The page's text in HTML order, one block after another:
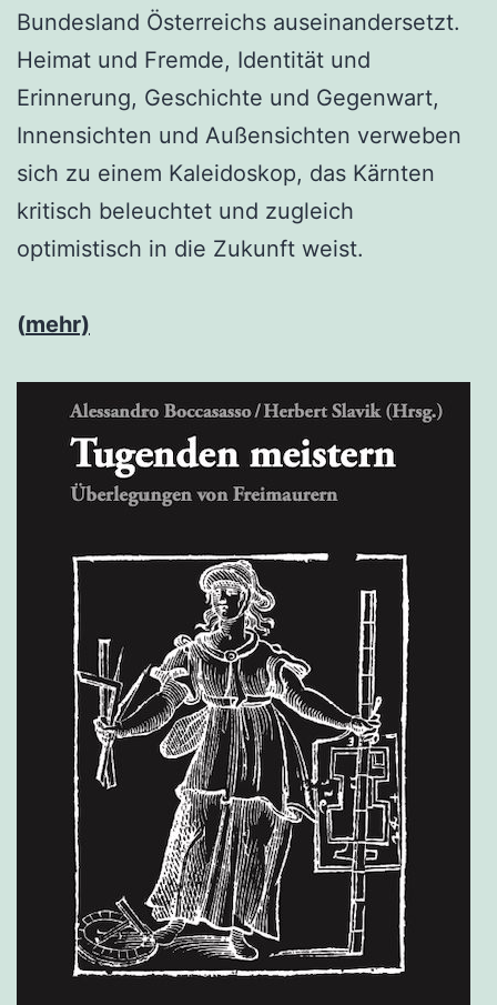
Bundesland Österreichs auseinandersetzt.
Heimat und Fremde, Identität und
Erinnerung, Geschichte und Gegenwart,
Innensichten und Außensichten verweben
sich zu einem Kaleidoskop, das Kärnten
kritisch beleuchtet und zugleich
optimistisch in die Zukunft weist.
(mehr)